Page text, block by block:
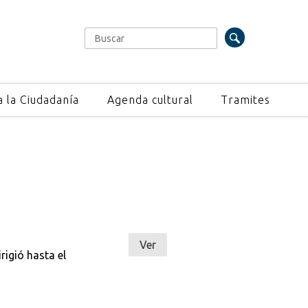
Formulario de búsqueda
Buscar
la Ciudadanía Agenda cultural Tramites
hasta el
Ver